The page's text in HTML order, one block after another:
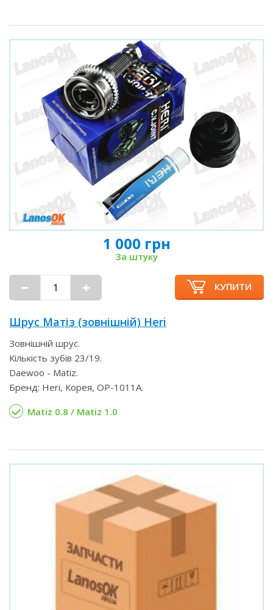
1 000 грн
За штуку
КУПИТИ
Шрус Матіз (зовнішній) Heri
Зовнішній шрус.
Кількість зубів 23/19.
Daewoo - Matiz.
Бренд: Heri, Корея, OP-1011A.
Matiz 0.8 / Matiz 1.0